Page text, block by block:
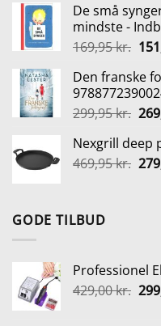
pris
var:
De små
mindste -
169,95kr.
pris
var:
Den franske
299,95kr.
pris
var:
Nexgrill deep
469,95kr.
GODE TILBUD
Professionel
429,00kr.